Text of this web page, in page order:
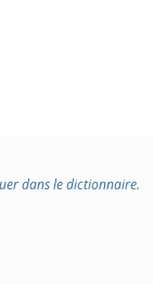
dans le dictionnaire.